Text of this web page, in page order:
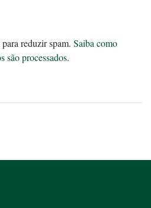
reduzir spam. Saiba como
são processados.